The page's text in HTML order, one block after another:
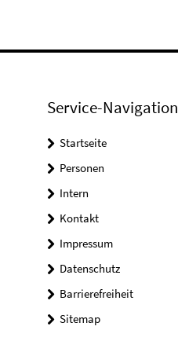
Service-Navigation
Startseite
Personen
Intern
Kontakt
Impressum
Datenschutz
Barrierefreiheit
Sitemap